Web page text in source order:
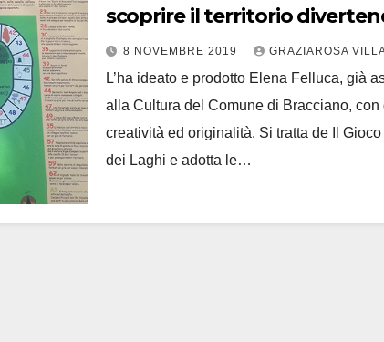
scoprire il territorio
8 NOVEMBRE 2019 GRAZIAROSA
L’ha ideato e prodotto Elena Felluca, già
alla Cultura del Comune di Bracciano, con
creatività ed originalità. Si tratta de Il Gioco
dei Laghi e adotta le…